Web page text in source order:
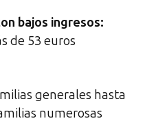
bajos ingresos:
de 53 euros
generales hasta
numerosas